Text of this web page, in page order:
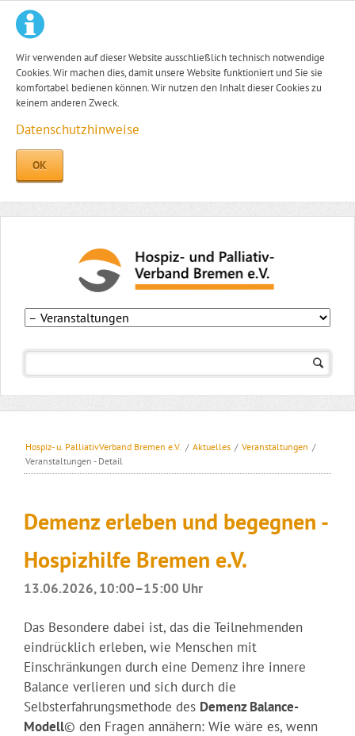
Wir verwenden auf dieser Website ausschließlich technisch notwendige
Cookies. Wir machen dies, damit unsere Website funktioniert und Sie sie
komfortabel bedienen können. Wir nutzen den Inhalt dieser Cookies zu
keinem anderen Zweck.
Datenschutzhinweise
OK
Hospiz- u. PalliativVerband Bremen e.V. / Aktuelles / Veranstaltungen /
Veranstaltungen - Detail
Demenz erleben und begegnen -
Hospizhilfe Bremen e.V.
13.06.2026, 10:00–15:00 Uhr
Das Besondere dabei ist, das die Teilnehmenden
eindrücklich erleben, wie Menschen mit
Einschränkungen durch eine Demenz ihre innere
Balance verlieren und sich durch die
Selbsterfahrungsmethode des Demenz Balance-
Modell© den Fragen annähern: Wie wäre es, wenn